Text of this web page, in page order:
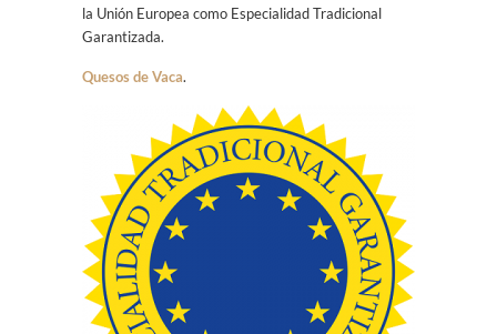
la Unión Europea como Especialidad Tradicional
Garantizada.
Quesos de Vaca.